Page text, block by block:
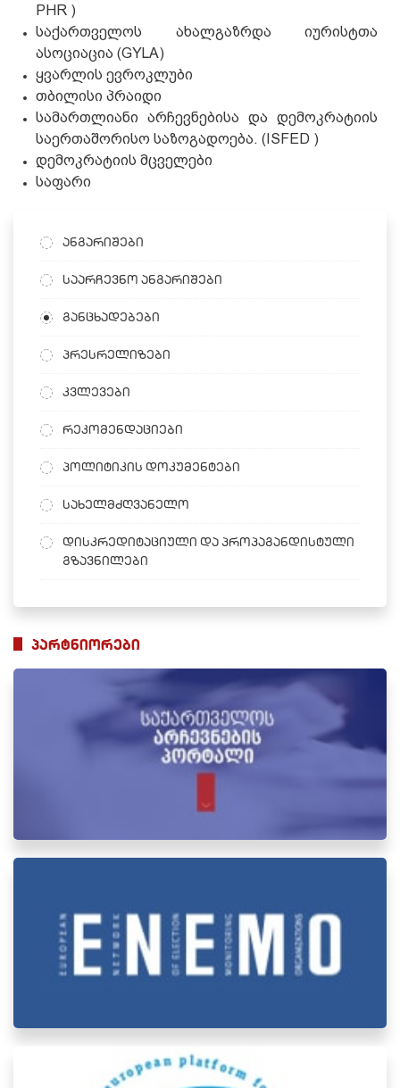
PHR )
საქართველოს ახალგაზრდა იურისტთა
ასოციაცია (GYLA)
ყვარლის ევროკლუბი
თბილისი პრაიდი
სამართლიანი არჩევნებისა და დემოკრატიის
საერთაშორისო საზოგადოება. (ISFED )
დემოკრატიის მცველები
საფარი
ანგარიშები
საარჩევნო ანგარიშები
განცხადებები
პრესრელიზები
კვლევები
რეკომენდაციები
პოლიტიკის დოკუმენტები
სახელმძღვანელო
დისკრედიტაციული და პროპაგანდისტული
გზავნილები
პარტნიორები